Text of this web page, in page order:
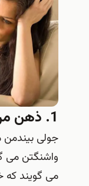
1. ذهن من سرگردان خواهد شد
جولی بیندمن
واشنگتن می
می گویند